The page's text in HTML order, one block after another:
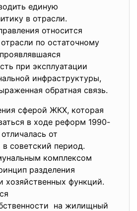
единую
в отрасли.
относится
по остаточному
при эксплуатации
инфраструктуры,
обратная связь.
сферой ЖКХ, которая
в ходе реформ 1990-
от
советский период.
комплексом
разделения
хозяйственных функций.
на жилищный